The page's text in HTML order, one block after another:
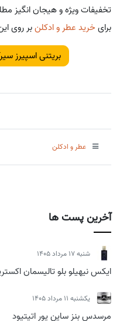
آخرین پست ها
شنبه 17 مرداد 1405
ایکس نیهیلو بلو تالیسمان
يكشنبه 11 مرداد 1405
مرسدس بنز ساین یور اتیتیود
تخفیفات ویژه و هیجان انگیز
برایخرید عطر و ادکلنبر روی
بریتنی اسپیرز
عطر و ادکلن